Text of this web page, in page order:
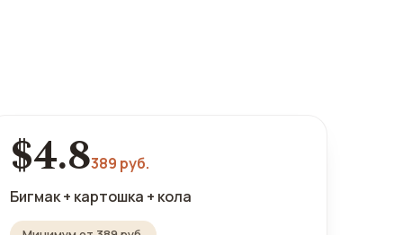
$4.8389 руб.
Бигмак + картошка + кола